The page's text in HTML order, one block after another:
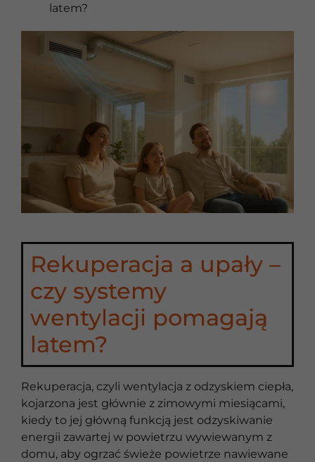
latem?
Rekuperacja a upały –
czy systemy
wentylacji pomagają
latem?
Rekuperacja, czyli wentylacja z odzyskiem ciepła,
kojarzona jest głównie z zimowymi miesiącami,
kiedy to jej główną funkcją jest odzyskiwanie
energii zawartej w powietrzu wywiewanym z
domu, aby ogrzać świeże powietrze nawiewane